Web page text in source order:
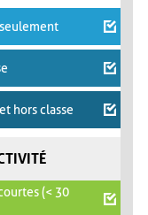
hors classe
(< 30